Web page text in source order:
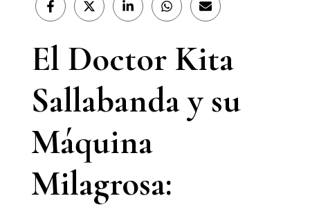
Compartir
en
Compartir
en
Compartir
en
Compartir
en
Compartir
en
El Doctor Kita
Sallabanda y su
Máquina
Milagrosa: